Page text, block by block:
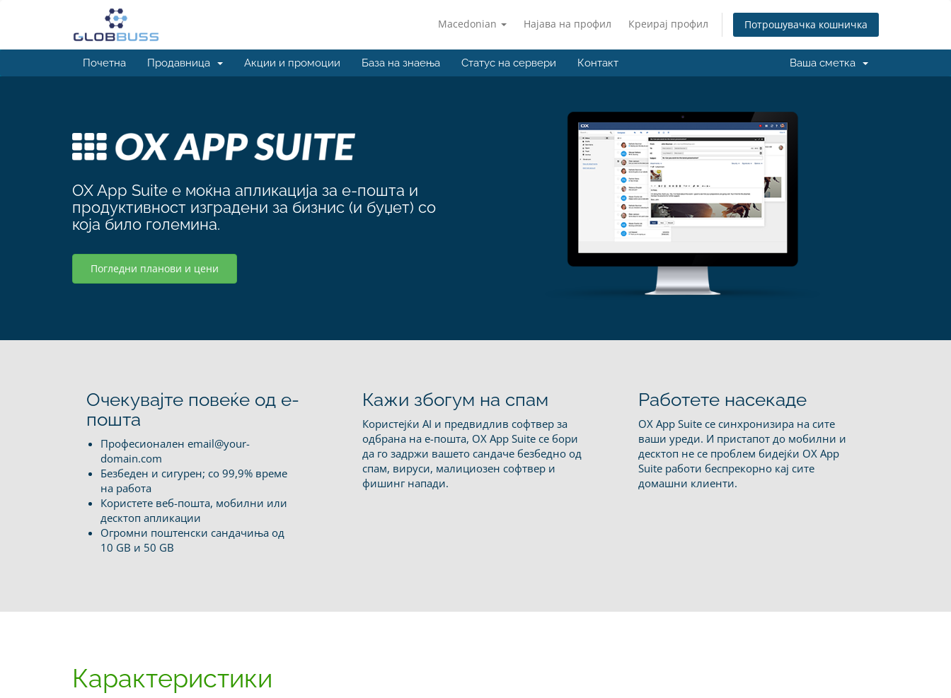
Macedonian Најава на профил Креирај профил Потрошувачка кошничка
Почетна Продавница Акции и промоции База на знаења Статус на сервери Контакт Ваша сметка
OX App Suite е моќна апликација за е-пошта и
продуктивност изградени за бизнис (и буџет) со
која било големина.
Погледни планови и цени
Очекувајте повеќе од е-
пошта
Професионален email@your-
domain.com
Безбеден и сигурен; со 99,9% време
на работа
Користете веб-пошта, мобилни или
десктоп апликации
Огромни поштенски сандачиња од
10 GB и 50 GB
Кажи збогум на спам
Користејќи AI и предвидлив софтвер за
одбрана на е-пошта, OX App Suite се бори
да го задржи вашето сандаче безбедно од
спам, вируси, малициозен софтвер и
фишинг напади.
Работете насекаде
OX App Suite се синхронизира на сите
ваши уреди. И пристапот до мобилни и
десктоп не се проблем бидејќи OX App
Suite работи беспрекорно кај сите
домашни клиенти.
Карактеристики